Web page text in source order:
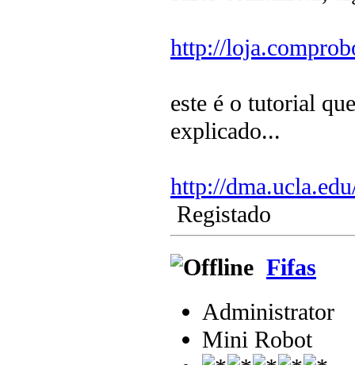
http://
este é o tutorial
explicado...
http://
Registado
Fifas
Administrator
Mini Robot